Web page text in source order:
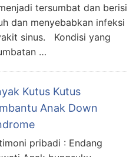
tersumbat dan berisi
dan menyebabkan infeksi
sinus. Kondisi yang
…
Kutus Kutus
Anak Down
pribadi : Endang